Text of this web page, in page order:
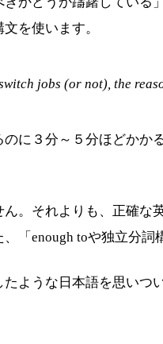
を使います。
jobs (or not), the
に３分～５分ほどか
。それよりも、正確
「enough toや独立分
ような日本語を思い